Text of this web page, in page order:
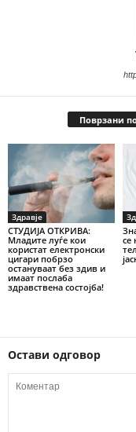
Поврзани
Здравје
СТУДИЈА ОТКРИВА:
Младите луѓе кои
користат електронски
цигари побрзо
остануваат без здив и
имаат послаба
здравствена состојба!
се
Остави одговор